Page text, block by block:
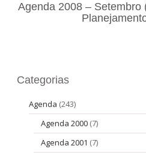
Agenda 2008 – Setembro
Categorias
Agenda (243)
Agenda 2000 (7)
Agenda 2001 (7)